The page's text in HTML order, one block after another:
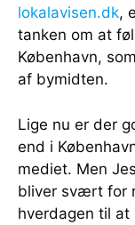
lokalavisen.dk,
tanken om at
København,
af bymidten.
Lige nu er der
end i
mediet. Men
bliver svært for
hverdagen til